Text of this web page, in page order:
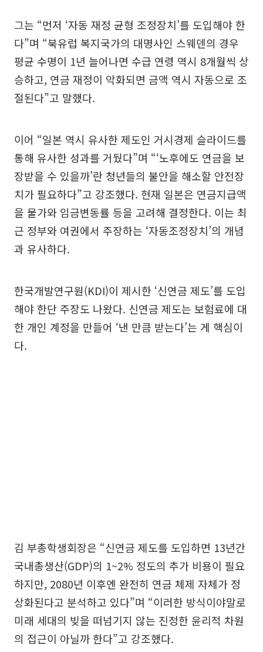
그는 “먼저 ‘자동 재정 균형 조정장치’를 도입해야 한
다”며 “북유럽 복지국가의 대명사인 스웨덴의 경우
평균 수명이 1년 늘어나면 수급 연령 역시 8개월씩 상
승하고, 연금 재정이 악화되면 금액 역시 자동으로 조
절된다”고 말했다.
이어 “일본 역시 유사한 제도인 거시경제 슬라이드를
통해 유사한 성과를 거뒀다”며 “‘노후에도 연금을 보
장받을 수 있을까’란 청년들의 불안을 해소할 안전장
치가 필요하다”고 강조했다. 현재 일본은 연금지급액
을 물가와 임금변동률 등을 고려해 결정한다. 이는 최
근 정부와 여권에서 주장하는 ‘자동조정장치’의 개념
과 유사하다.
한국개발연구원(KDI)이 제시한 ‘신연금 제도’를 도입
해야 한단 주장도 나왔다. 신연금 제도는 보험료에 대
한 개인 계정을 만들어 ‘낸 만큼 받는다’는 게 핵심이
다.
김 부총학생회장은 “신연금 제도를 도입하면 13년간
국내총생산(GDP)의 1~2% 정도의 추가 비용이 필요
하지만, 2080년 이후엔 완전히 연금 체제 자체가 정
상화된다고 분석하고 있다”며 “이러한 방식이야말로
미래 세대의 빚을 떠넘기지 않는 진정한 윤리적 차원
의 접근이 아닐까 한다”고 강조했다.